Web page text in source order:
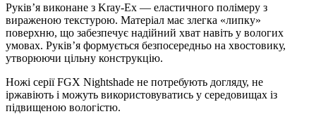
Руків’я виконане з Kray-Ex — еластичного полімеру з
вираженою текстурою. Матеріал має злегка «липку»
поверхню, що забезпечує надійний хват навіть у вологих
умовах. Руків’я формується безпосередньо на хвостовику,
утворюючи цільну конструкцію.
Ножі серії FGX Nightshade не потребують догляду, не
іржавіють і можуть використовуватись у середовищах із
підвищеною вологістю.